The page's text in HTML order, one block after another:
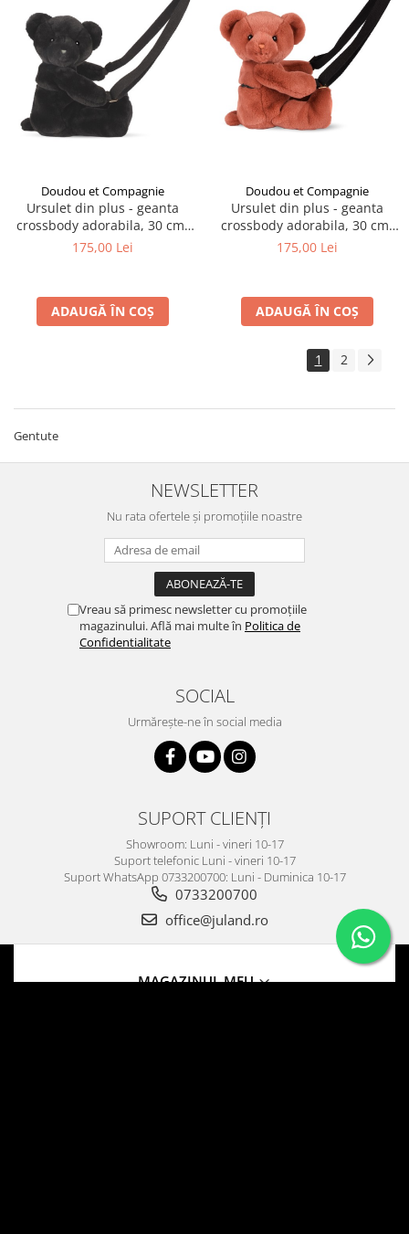
Doudou et Compagnie
Ursulet din plus - geanta
crossbody adorabila, 30 cm,
Negru
175,00 Lei
ADAUGĂ ÎN COȘ
Doudou et Compagnie
Ursulet din plus - geanta
crossbody adorabila, 30 cm,
Teracota
175,00 Lei
ADAUGĂ ÎN COȘ
1 2
Gentute
NEWSLETTER
Nu rata ofertele și promoțiile noastre
Vreau să primesc newsletter cu promoțiile
magazinului. Află mai multe în Politica de
Confidentialitate
SOCIAL
Urmărește-ne în social media
SUPORT CLIENȚI
Showroom: Luni - vineri 10-17
Suport telefonic Luni - vineri 10-17
Suport WhatsApp 0733200700: Luni - Duminica 10-17
0733200700
office@juland.ro
MAGAZINUL MEU